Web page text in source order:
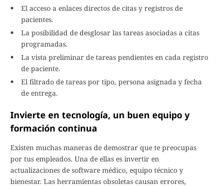
El acceso a enlaces directos de citas y registros de
pacientes.
La posibilidad de desglosar las tareas asociadas a citas
programadas.
La vista preliminar de tareas pendientes en cada registro
de paciente.
El filtrado de tareas por tipo, persona asignada y fecha
de entrega.
Invierte en tecnología, un buen equipo y
formación continua
Existen muchas maneras de demostrar que te preocupas
por tus empleados. Una de ellas es invertir en
actualizaciones de software médico, equipo técnico y
bienestar. Las herramientas obsoletas causan errores,